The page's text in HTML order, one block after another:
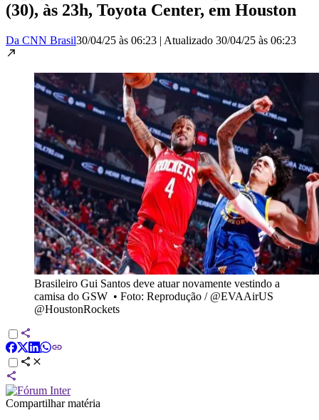
(30), às 23h, Toyota Center, em Houston
Da CNN Brasil30/04/25 às 06:23 | Atualizado 30/04/25 às 06:23
Brasileiro Gui Santos deve atuar novamente vestindo a
camisa do GSW • Foto: Reprodução / @EVAAirUS
@HoustonRockets
Compartilhar matéria